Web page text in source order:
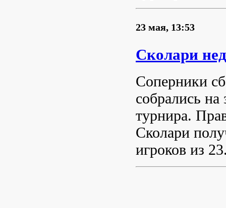
23 мая, 13:53
Сколари
Соперники
собрались
турнира.
Сколари
игроков из